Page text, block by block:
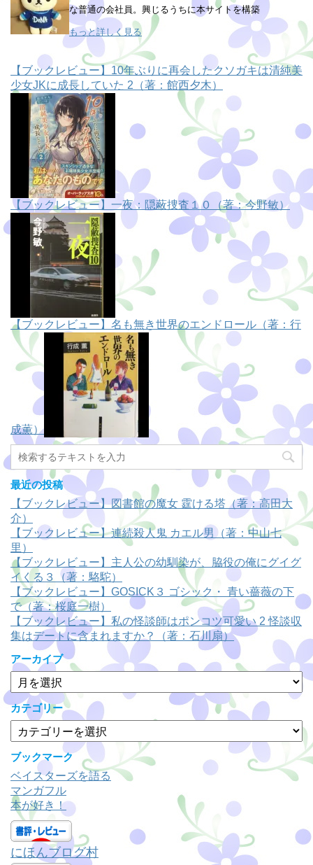
な普通の会社員。興じるうちに本サイトを構築
もっと詳しく見る
【ブックレビュー】10年ぶりに再会したクソガキは清純美
少女JKに成長していた 2（著：館西夕木）
【ブックレビュー】一夜：隠蔽捜査１０（著：今野敏）
【ブックレビュー】名も無き世界のエンドロール（著：行
成薫）
最近の投稿
【ブックレビュー】図書館の魔女 霆ける塔（著：高田大
介）
【ブックレビュー】連続殺人鬼 カエル男（著：中山七
里）
【ブックレビュー】主人公の幼馴染が、脇役の俺にグイグ
イくる３（著：駱駝）
【ブックレビュー】GOSICK３ ゴシック・ 青い薔薇の下
で（著：桜庭一樹）
【ブックレビュー】私の怪談師はポンコツ可愛い 2 怪談収
集はデートに含まれますか？（著：石川扇）
アーカイブ
ア
ー
カ
イ
ブ
カテゴリー
テ
ゴ
リ
ー
ブックマーク
ベイスターズを語る
マンガフル
本が好き！
にほんブログ村